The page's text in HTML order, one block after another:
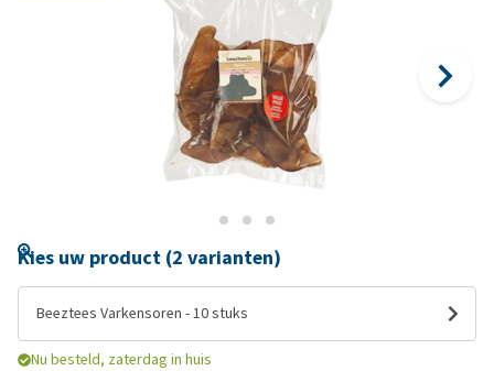
Kies uw product (2 varianten)
Beeztees Varkensoren - 10 stuks
Nu besteld, zaterdag in huis